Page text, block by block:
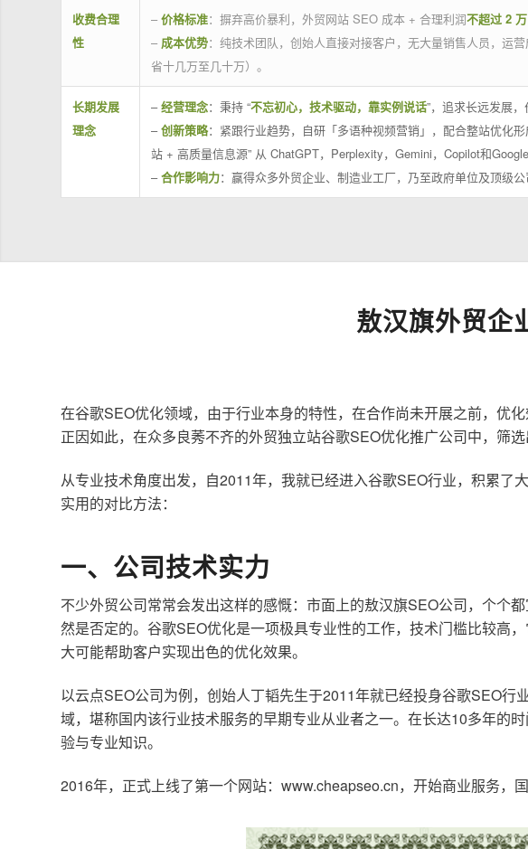
收费合理
性
– 价格标准：摒弃高价暴利，外贸网站 SEO 成本 + 合理利润不超过 2 万
– 成本优势：纯技术团队，创始人直接对接客户，无大量销售人员，运
省十几万至几十万）。
长期发展
理念
–经营理念：秉持 “不忘初心，技术驱动，靠实例说话”，追求长远发展
–创新策略：紧跟行业趋势，自研「多语种视频营销」，配合整站优化
站 + 高质量信息源” 从 ChatGPT，Perplexity，Gemini，Copilot和
–合作影响力：赢得众多外贸企业、制造业工厂，乃至政府单位及顶级公
敖汉旗外贸企
在谷歌SEO优化领域，由于行业本身的特性，在合作尚未开展之前，优
正因如此，在众多良莠不齐的外贸独立站谷歌SEO优化推广公司中，筛
从专业技术角度出发，自2011年，我就已经进入谷歌SEO行业，积累
实用的对比方法：
一、公司技术实力
不少外贸公司常常会发出这样的感慨：市面上的敖汉旗SEO公司，个个
然是否定的。谷歌SEO优化是一项极具专业性的工作，技术门槛比较高
大可能帮助客户实现出色的优化效果。
以云点SEO公司为例，创始人丁韬先生于2011年就已经投身谷歌SEO
域，堪称国内该行业技术服务的早期专业从业者之一。在长达10多年的
验与专业知识。
2016年，正式上线了第一个网站：www.cheapseo.cn，开始商业服务，